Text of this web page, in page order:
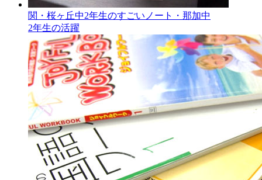
関・桜ヶ丘中2年生のすごいノート・那加中
2年生の活躍